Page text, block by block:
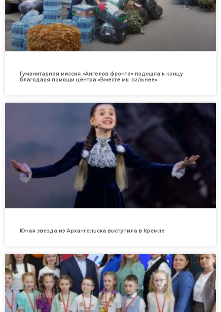
Гуманитарная миссия «Ангелов фронта» подошла к концу
благодаря помощи центра «Вместе мы сильнее»
Юная звезда из Архангельска выступила в Кремле